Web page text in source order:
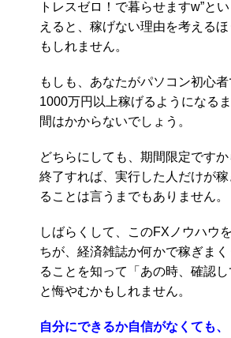
トレスゼロ！で暮らせますw”と
えると、稼げない理由を考える
もしれません。
もしも、あなたがパソコン初心
1000万円以上稼げるようになる
間はかからないでしょう。
どちらにしても、期間限定です
終了すれば、実行した人だけが
ることは言うまでもありません。
しばらくして、このFXノウハウ
ちが、経済雑誌か何かで稼ぎま
ることを知って「あの時、確認
と悔やむかもしれません。
自分にできるか自信がなくても、